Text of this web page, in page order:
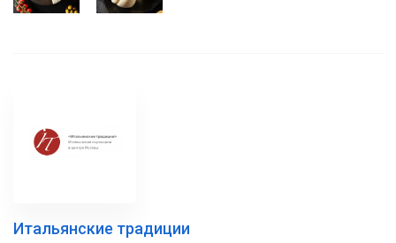
Итальянские традиции